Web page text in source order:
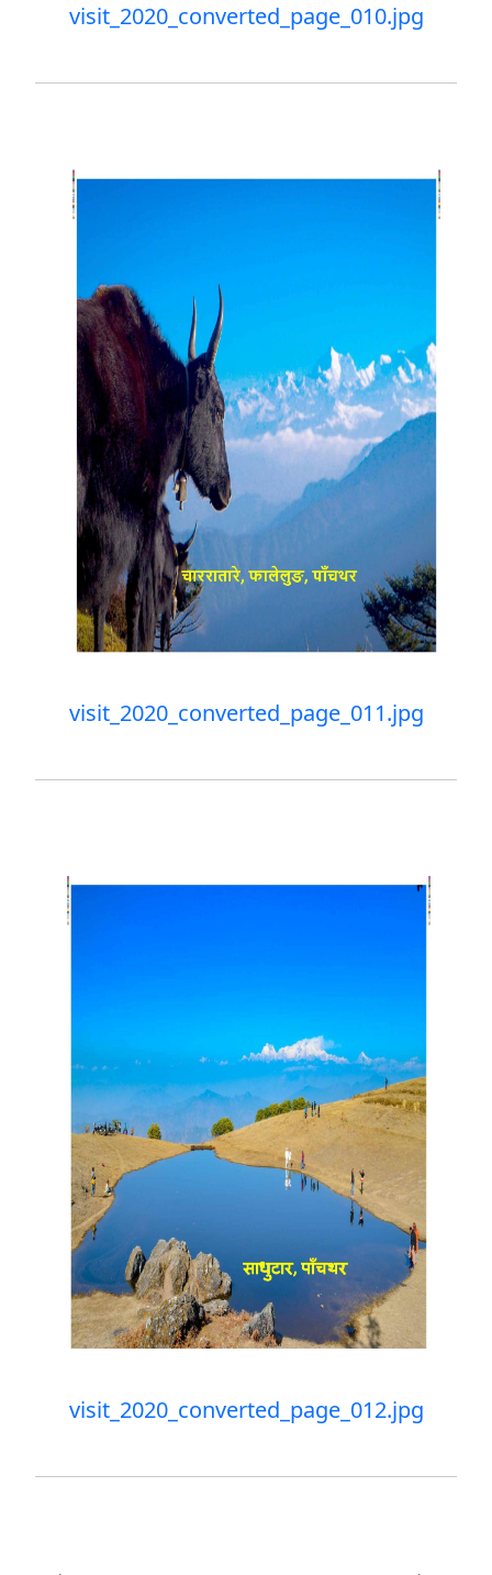
visit_2020_converted_page_010.jpg
visit_2020_converted_page_011.jpg
visit_2020_converted_page_012.jpg